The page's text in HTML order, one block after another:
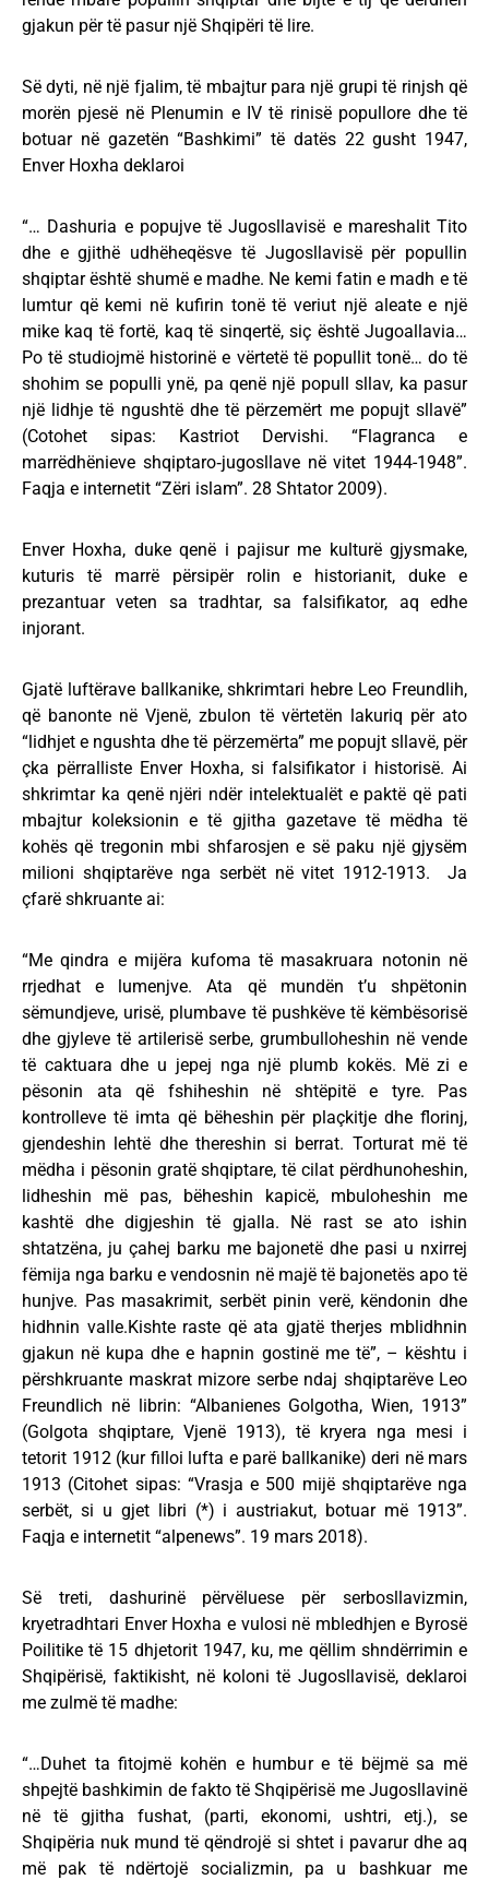
gjakun për të pasur një Shqipëri të lire.
Së dyti, në një fjalim, të mbajtur para një grupi të rinjsh që
morën pjesë në Plenumin e IV të rinisë popullore dhe të
botuar në gazetën “Bashkimi” të datës 22 gusht 1947,
Enver Hoxha deklaroi
“… Dashuria e popujve të Jugosllavisë e mareshalit Tito
dhe e gjithë udhëheqësve të Jugosllavisë për popullin
shqiptar është shumë e madhe. Ne kemi fatin e madh e të
lumtur që kemi në kufirin tonë të veriut një aleate e një
mike kaq të fortë, kaq të sinqertë, siç është Jugoallavia…
Po të studiojmë historinë e vërtetë të popullit tonë… do të
shohim se populli ynë, pa qenë një popull sllav, ka pasur
një lidhje të ngushtë dhe të përzemërt me popujt sllavë”
(Cotohet sipas: Kastriot Dervishi. “Flagranca e
marrëdhënieve shqiptaro‑jugosllave në vitet 1944-1948”.
Faqja e internetit “Zëri islam”. 28 Shtator 2009).
Enver Hoxha, duke qenë i pajisur me kulturë gjysmake,
kuturis të marrë përsipër rolin e historianit, duke e
prezantuar veten sa tradhtar, sa falsifikator, aq edhe
injorant.
Gjatë luftërave ballkanike, shkrimtari hebre Leo Freundlih,
që banonte në Vjenë, zbulon të vërtetën lakuriq për ato
“lidhjet e ngushta dhe të përzemërta” me popujt sllavë, për
çka përralliste Enver Hoxha, si falsifikator i historisë. Ai
shkrimtar ka qenë njëri ndër intelektualët e paktë që pati
mbajtur koleksionin e të gjitha gazetave të mëdha të
kohës që tregonin mbi shfarosjen e së paku një gjysëm
milioni shqiptarëve nga serbët në vitet 1912-1913. Ja
çfarë shkruante ai:
“Me qindra e mijëra kufoma të masakruara notonin në
rrjedhat e lumenjve. Ata që mundën t’u shpëtonin
sëmundjeve, urisë, plumbave të pushkëve të këmbësorisë
dhe gjyleve të artilerisë serbe, grumbulloheshin në vende
të caktuara dhe u jepej nga një plumb kokës. Më zi e
pësonin ata që fshiheshin në shtëpitë e tyre. Pas
kontrolleve të imta që bëheshin për plaçkitje dhe florinj,
gjendeshin lehtë dhe thereshin si berrat. Torturat më të
mëdha i pësonin gratë shqiptare, të cilat përdhunoheshin,
lidheshin më pas, bëheshin kapicë, mbuloheshin me
kashtë dhe digjeshin të gjalla. Në rast se ato ishin
shtatzëna, ju çahej barku me bajonetë dhe pasi u nxirrej
fëmija nga barku e vendosnin në majë të bajonetës apo të
hunjve. Pas masakrimit, serbët pinin verë, këndonin dhe
hidhnin valle.Kishte raste që ata gjatë therjes mblidhnin
gjakun në kupa dhe e hapnin gostinë me të”, – kështu i
përshkruante maskrat mizore serbe ndaj shqiptarëve Leo
Freundlich në librin: “Albanienes Golgotha, Wien, 1913”
(Golgota shqiptare, Vjenë 1913), të kryera nga mesi i
tetorit 1912 (kur filloi lufta e parë ballkanike) deri në mars
1913 (Citohet sipas: “Vrasja e 500 mijë shqiptarëve nga
serbët, si u gjet libri (*) i austriakut, botuar më 1913”.
Faqja e internetit “alpenews”. 19 mars 2018).
Së treti, dashurinë përvëluese për serbosllavizmin,
kryetradhtari Enver Hoxha e vulosi në mbledhjen e Byrosë
Poilitike të 15 dhjetorit 1947, ku, me qëllim shndërrimin e
Shqipërisë, faktikisht, në koloni të Jugosllavisë, deklaroi
me zulmë të madhe:
“…Duhet ta fitojmë kohën e humbur e të bëjmë sa më
shpejtë bashkimin de fakto të Shqipërisë me Jugosllavinë
në të gjitha fushat, (parti, ekonomi, ushtri, etj.), se
Shqipëria nuk mund të qëndrojë si shtet i pavarur dhe aq
më pak të ndërtojë socializmin, pa u bashkuar me